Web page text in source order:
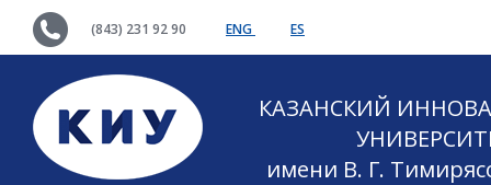
(843) 231 92 90 ENG ES
КАЗАНСКИЙ
имени В. Г.